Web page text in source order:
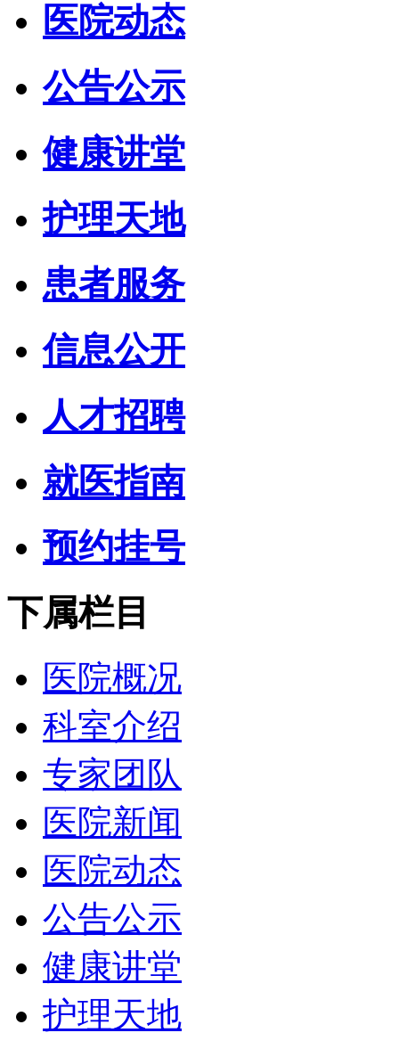
医院动态
公告公示
健康讲堂
护理天地
患者服务
信息公开
人才招聘
就医指南
预约挂号
下属栏目
医院概况
科室介绍
专家团队
医院新闻
医院动态
公告公示
健康讲堂
护理天地